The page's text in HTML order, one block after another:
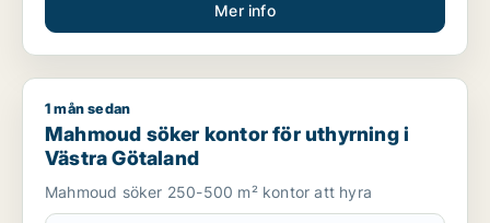
Mer info
Mahmoud söker kontor för uthyrning i Västra Götaland
1 mån sedan
Mahmoud söker kontor för uthyrning i
Västra Götaland
Mahmoud söker 250-500 m² kontor att hyra